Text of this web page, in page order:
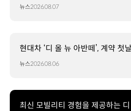
뉴스2026.08.07
현대차 ‘디 올 뉴 아반떼’, 계약 첫
뉴스2026.08.06
최신 모빌리티 경험을 제공하는